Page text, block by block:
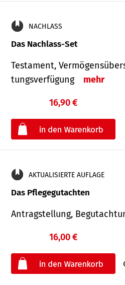
NACHLASS
Das Nachlass-Set
Testament,
tungs­ver­fügung
mehr
16,90 €
AKTUALISIERTE AUFLAGE
Das Pflegegutachten
Antragstellung,
16,00 €